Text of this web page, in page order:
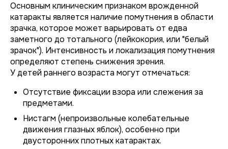
Основным клиническим признаком врожденной
катаракты является наличие помутнения в области
зрачка, которое может варьировать от едва
заметного до тотального (лейкокория, или "белый
зрачок"). Интенсивность и локализация помутнения
определяют степень снижения зрения.
У детей раннего возраста могут отмечаться:
Отсутствие фиксации взора или слежения за
предметами.
Нистагм (непроизвольные колебательные
движения глазных яблок), особенно при
двусторонних плотных катарактах.